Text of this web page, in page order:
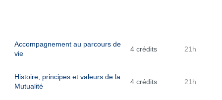
Accompagnement au parcours de
vie
4 crédits 21h
Histoire, principes et valeurs de la
Mutualité
4 crédits 21h